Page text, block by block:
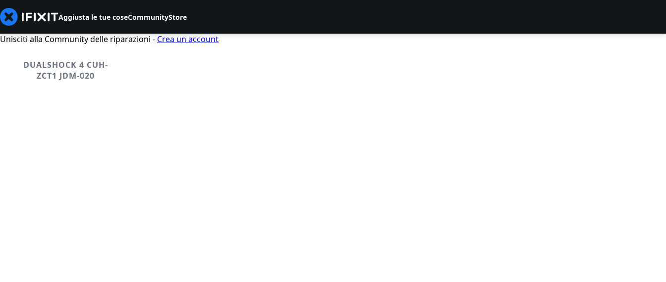
Aggiusta le tue coseCommunityStore
Unisciti alla Community delle riparazioni - Crea un account
DUALSHOCK 4 CUH-
ZCT1 JDM-020